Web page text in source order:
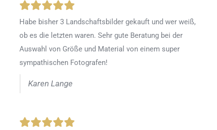
Habe bisher 3 Landschaftsbilder gekauft und wer weiß,
ob es die letzten waren. Sehr gute Beratung bei der
Auswahl von Größe und Material von einem super
sympathischen Fotografen!
Karen Lange